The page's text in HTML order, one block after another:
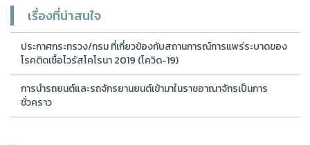
เรื่องที่น่าสนใจ
ประกาศกระทรวง/กรม ที่เกี่ยวข้องกับสถานการณ์การแพร่ระบาดของ
โรคติดเชื้อไวรัสโคโรนา 2019 (โควิด-19)
การนำรถยนต์และรถจักรยานยนต์เข้ามาในราชอาณาจักรเป็นการ
ชั่วคราว